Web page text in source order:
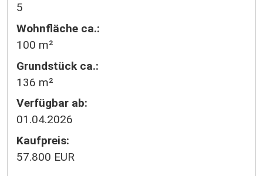
5
Wohnfläche ca.:
100 m²
Grund­stück ca.:
136 m²
Verfügbar ab:
01.04.2026
Kaufpreis:
57.800 EUR